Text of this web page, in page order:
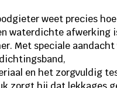
weet precies hoe
waterdichte afwerking
Met speciale aandacht
en het zorgvuldig